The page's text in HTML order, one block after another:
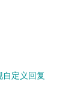
自定义回复